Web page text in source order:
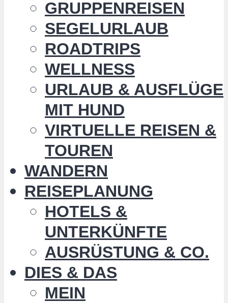
GRUPPENREISEN
SEGELURLAUB
ROADTRIPS
WELLNESS
URLAUB & AUSFLÜGE
MIT HUND
VIRTUELLE REISEN &
TOUREN
WANDERN
REISEPLANUNG
HOTELS &
UNTERKÜNFTE
AUSRÜSTUNG & CO.
DIES & DAS
MEIN